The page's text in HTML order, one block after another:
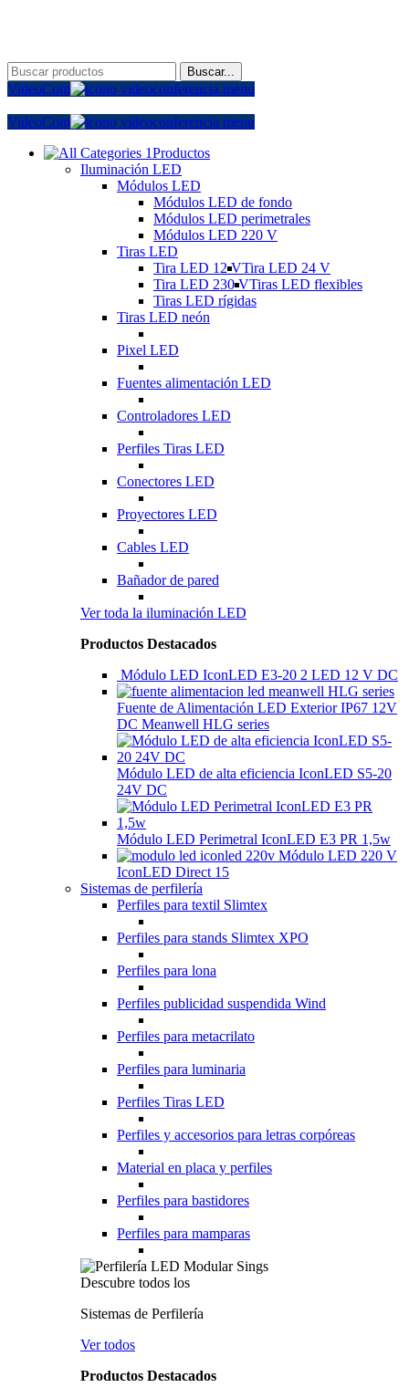
Buscar...
VideoCom
VideoCom
Productos
Iluminación LED
Módulos LED
Módulos LED de fondo
Módulos LED perimetrales
Módulos LED 220 V
Tiras LED
Tira LED 12 VTira LED 24 V
Tira LED 230 VTiras LED flexibles
Tiras LED rígidas
Tiras LED neón
Pixel LED
Fuentes alimentación LED
Controladores LED
Perfiles Tiras LED
Conectores LED
Proyectores LED
Cables LED
Bañador de pared
Ver toda la iluminación LED
Productos Destacados
Módulo LED IconLED E3-20 2 LED 12 V DC
Fuente de Alimentación LED Exterior IP67 12V
DC Meanwell HLG series
Módulo LED de alta eficiencia IconLED S5-20
24V DC
Módulo LED Perimetral IconLED E3 PR 1,5w
Módulo LED 220 V
IconLED Direct 15
Sistemas de perfilería
Perfiles para textil Slimtex
Perfiles para stands Slimtex XPO
Perfiles para lona
Perfiles publicidad suspendida Wind
Perfiles para metacrilato
Perfiles para luminaria
Perfiles Tiras LED
Perfiles y accesorios para letras corpóreas
Material en placa y perfiles
Perfiles para bastidores
Perfiles para mamparas
Descubre todos los
Sistemas de Perfilería
Ver todos
Productos Destacados